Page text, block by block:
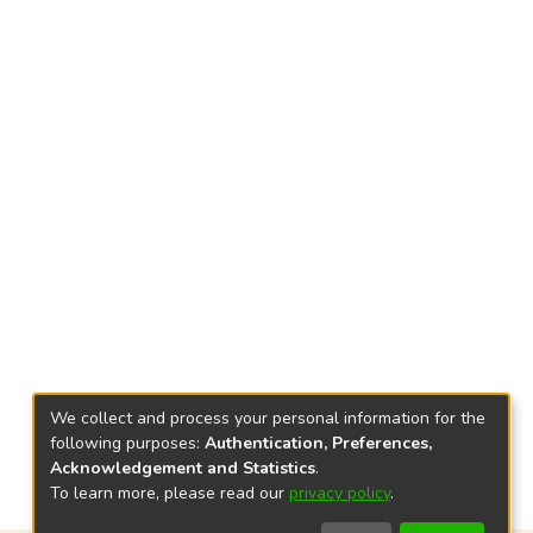
We collect and process your personal information for the
following purposes: Authentication, Preferences,
Acknowledgement and Statistics.
To learn more, please read our privacy policy.